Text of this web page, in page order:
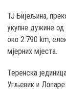
ТЈ Бијељина,
укупне дужине
око 2.790 km,
мјерних мјеста.
Теренска
Угљевик и